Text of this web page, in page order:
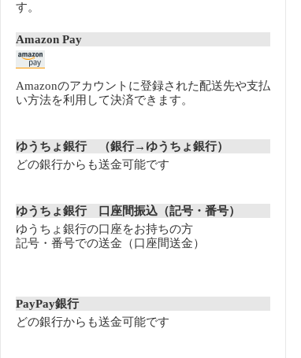
す。
Amazon Pay
Amazonのアカウントに登録された配送先や支払
い方法を利用して決済できます。
ゆうちょ銀行 （銀行→ゆうちょ銀行）
どの銀行からも送金可能です
ゆうちょ銀行 口座間振込（記号・番号）
ゆうちょ銀行の口座をお持ちの方
記号・番号での送金（口座間送金）
PayPay銀行
どの銀行からも送金可能です